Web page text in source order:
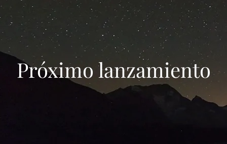
‌‌Próximo lanzamiento